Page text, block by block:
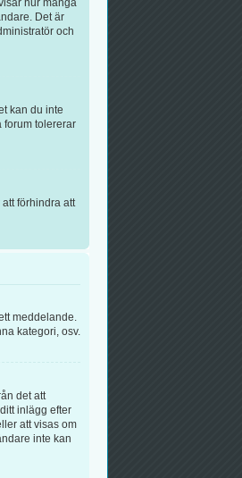
hur många
Det är
och
kan du inte
forum tolererar
förhindra att
meddelande.
kategori, osv.
det att
inlägg efter
att visas om
inte kan